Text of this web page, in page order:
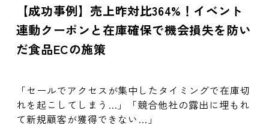
【成功事例】売上昨対比364%！イベント
連動クーポンと在庫確保で機会損失を防い
だ食品ECの施策
「セールでアクセスが集中したタイミングで在庫切
れを起こしてしまう…」「競合他社の露出に埋もれ
て新規顧客が獲得できない…」